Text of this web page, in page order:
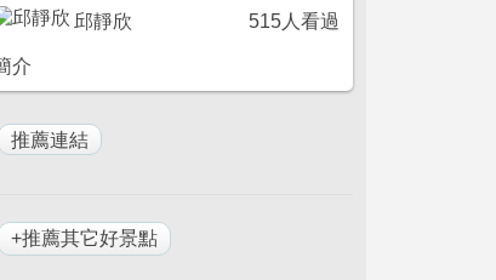
邱靜欣 515人看過
介
+推薦其它好景點